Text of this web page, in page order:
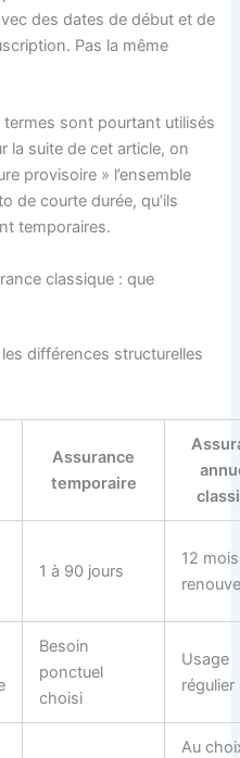
des dates de début et de
Pas la même
termes sont pourtant utilisés
la suite de cet article, on
provisoire » l’ensemble
de courte durée, qu’ils
temporaires.
classique : que
différences structurelles
Assurance
temporaire
1 à 90 jours
12 mois
Besoin
ponctuel
choisi
Usage
régulier
Au